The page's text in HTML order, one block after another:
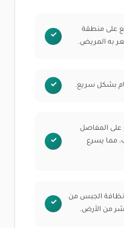
على منطقة
به المريض.
بشكل سريع.
على المفاصل
مما يسرع
نظافة الجبس من
من الأرض.